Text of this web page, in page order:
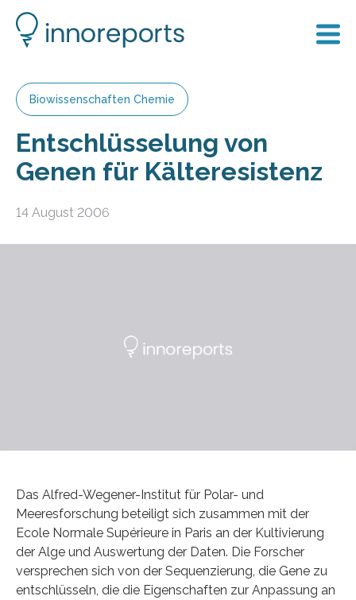
Biowissenschaften Chemie
Entschlüsselung von
Genen für Kälteresistenz
14 August 2006
Das Alfred-Wegener-Institut für Polar- und
Meeresforschung beteiligt sich zusammen mit der
Ecole Normale Supérieure in Paris an der Kultivierung
der Alge und Auswertung der Daten. Die Forscher
versprechen sich von der Sequenzierung, die Gene zu
entschlüsseln, die die Eigenschaften zur Anpassung an